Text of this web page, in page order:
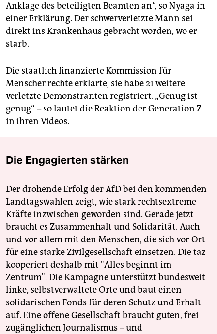
Anklage des beteiligten Beamten an“, so Nyaga in
einer Erklärung. Der schwerverletzte Mann sei
direkt ins Krankenhaus gebracht worden, wo er
starb.
Die staatlich finanzierte Kommission für
Menschenrechte erklärte, sie habe 21 weitere
verletzte Demonstranten registriert. „Genug ist
genug“ – so lautet die Reaktion der Generation Z
in ihren Videos.
Die Engagierten stärken
Der drohende Erfolg der AfD bei den kommenden
Landtagswahlen zeigt, wie stark rechtsextreme
Kräfte inzwischen geworden sind. Gerade jetzt
braucht es Zusammenhalt und Solidarität. Auch
und vor allem mit den Menschen, die sich vor Ort
für eine starke Zivilgesellschaft einsetzen. Die taz
kooperiert deshalb mit "Alles beginnt im
Zentrum". Die Kampagne unterstützt bundesweit
linke, selbstverwaltete Orte und baut einen
solidarischen Fonds für deren Schutz und Erhalt
auf. Eine offene Gesellschaft braucht guten, frei
zugänglichen Journalismus – und